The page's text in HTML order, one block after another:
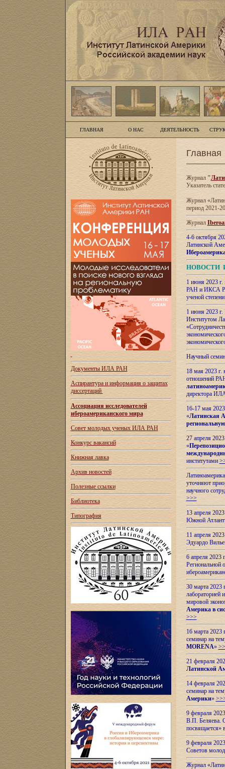
ГЛАВНАЯ О НАС ДЕЯТЕЛЬНОСТЬ
Документы ИЛА РАН
Аспирантура и информация о защитах
диссертаций
Ассоциация исследователей
ибероамериканского мира
Совет молодых ученых ИЛА РАН
Конкурс вакансий
Книжная лавка
Архив новостей
Полезные ссылки
Библиотека
Типография
Главная
Журнал"
Указатель
Журнал
период 2021-
Журнал
4-6 октября
Латинской
НОВОСТИ
1 июня 2023
РАН и ИКСА
ученой
1 июня 2023
Институтом
Научный
18 мая 2023
отношений
директора
16-17 мая
«Латинская
27 апреля
«
институтами
уточняют
научного
>>>
13 апреля
Южной
11 апреля
Эдуардо
6 апреля
Региональной
30 марта 2023
лабораторией
мировой
Америка в
>>>
16 марта 2023
семинар на
MORENA»
21 февраля
Латинской
14 февраля
семинар на
Америки»
9 февраля
В.П. Беляева.
посвящается»
9 февраля
Советов
Журнал